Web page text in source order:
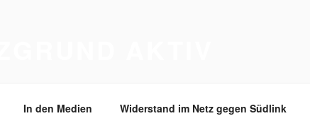
In den Medien Widerstand im Netz gegen Südlink